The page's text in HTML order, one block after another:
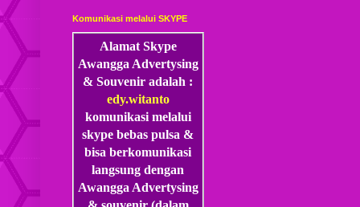
Komunikasi melalui SKYPE
Alamat Skype
Awangga Advertysing
& Souvenir adalah :
edy.witanto
komunikasi melalui
skype bebas pulsa &
bisa berkomunikasi
langsung dengan
Awangga Advertysing